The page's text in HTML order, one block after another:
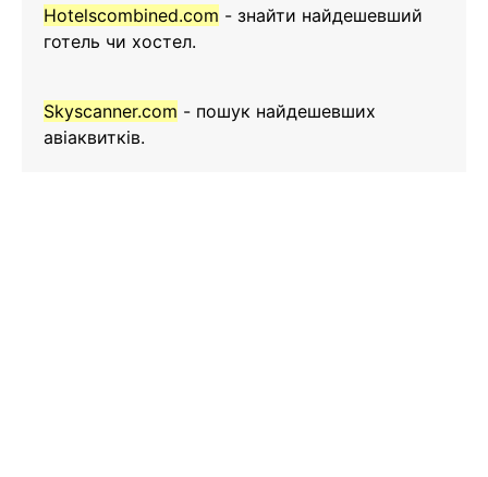
Hotelscombined.com - знайти найдешевший
готель чи хостел.
Skyscanner.com - пошук найдешевших
авіаквитків.